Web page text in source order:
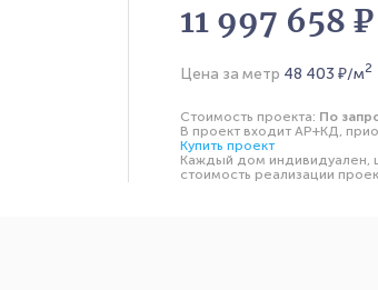
11 997 658 ₽
Цена за метр 48 403₽/м2
Стоимость проекта: По
В проект входит АР+КД,
Купить проект
Каждый дом индивидуален,
стоимость реализации